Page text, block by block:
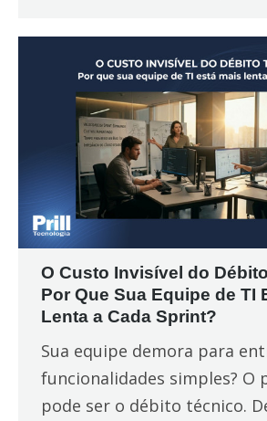
O Custo Invisível do
Por Que Sua Equipe de TI
Lenta a Cada Sprint?
Sua equipe demora para
funcionalidades simples? O
pode ser o débito técnico.